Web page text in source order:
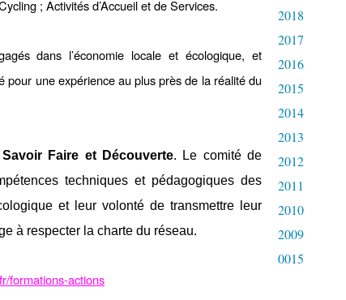
; Activités d’Accueil et de Services.
dans l’économie locale et écologique, et
pour une expérience au plus près de la réalité du
Savoir Faire et Découverte. Le comité de
techniques et pédagogiques des
et leur volonté de transmettre leur
à respecter la charte du réseau.
formations-actions
2018
2017
2016
2015
2014
2013
2012
2011
2010
2009
0015